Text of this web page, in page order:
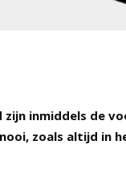
zijn inmiddels de
zoals altijd in